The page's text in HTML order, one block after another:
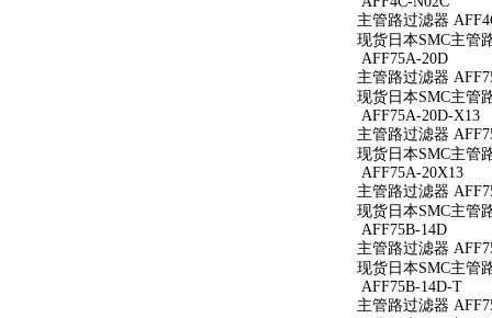
主管路过滤器
现货日本SMC主管
AFF75A-20D
主管路过滤器
现货日本SMC主管
AFF75A-20D-X13
主管路过滤器
现货日本SMC主管
AFF75A-20X13
主管路过滤器
现货日本SMC主管
AFF75B-14D
主管路过滤器
现货日本SMC主管
AFF75B-14D-T
主管路过滤器